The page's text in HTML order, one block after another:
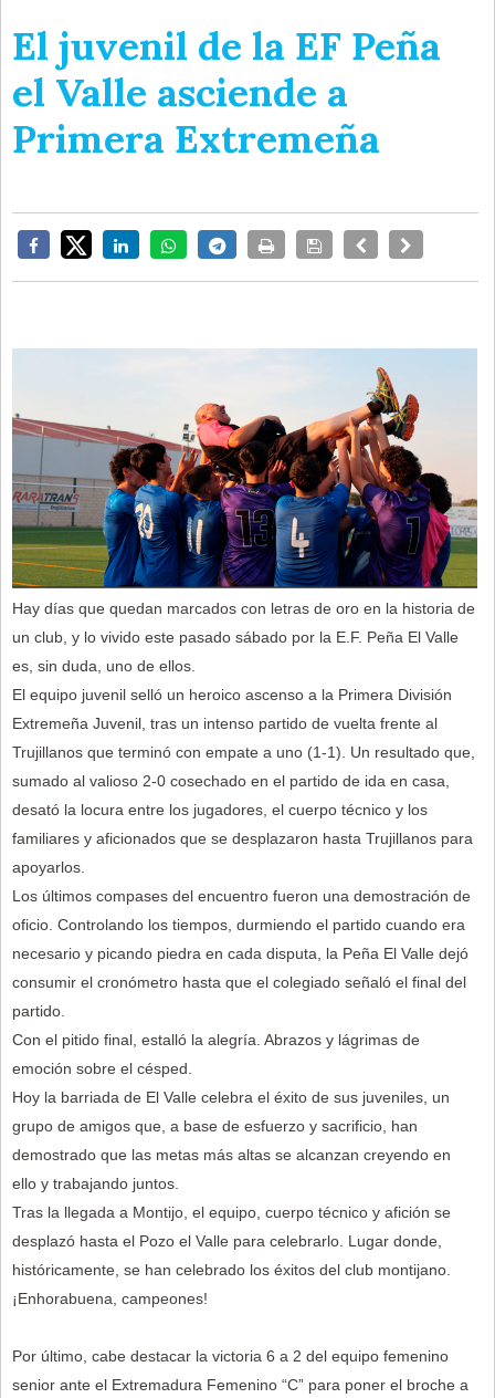
El juvenil de la EF Peña
el Valle asciende a
Primera Extremeña
Hay días que quedan marcados con letras de oro en la historia de
un club, y lo vivido este pasado sábado por la E.F. Peña El Valle
es, sin duda, uno de ellos.
El equipo juvenil selló un heroico ascenso a la Primera División
Extremeña Juvenil, tras un intenso partido de vuelta frente al
Trujillanos que terminó con empate a uno (1-1). Un resultado que,
sumado al valioso 2-0 cosechado en el partido de ida en casa,
desató la locura entre los jugadores, el cuerpo técnico y los
familiares y aficionados que se desplazaron hasta Trujillanos para
apoyarlos.
Los últimos compases del encuentro fueron una demostración de
oficio. Controlando los tiempos, durmiendo el partido cuando era
necesario y picando piedra en cada disputa, la Peña El Valle dejó
consumir el cronómetro hasta que el colegiado señaló el final del
partido.
Con el pitido final, estalló la alegría. Abrazos y lágrimas de
emoción sobre el césped.
Hoy la barriada de El Valle celebra el éxito de sus juveniles, un
grupo de amigos que, a base de esfuerzo y sacrificio, han
demostrado que las metas más altas se alcanzan creyendo en
ello y trabajando juntos.
Tras la llegada a Montijo, el equipo, cuerpo técnico y afición se
desplazó hasta el Pozo el Valle para celebrarlo. Lugar donde,
históricamente, se han celebrado los éxitos del club montijano.
¡Enhorabuena, campeones!
Por último, cabe destacar la victoria 6 a 2 del equipo femenino
senior ante el Extremadura Femenino “C” para poner el broche a